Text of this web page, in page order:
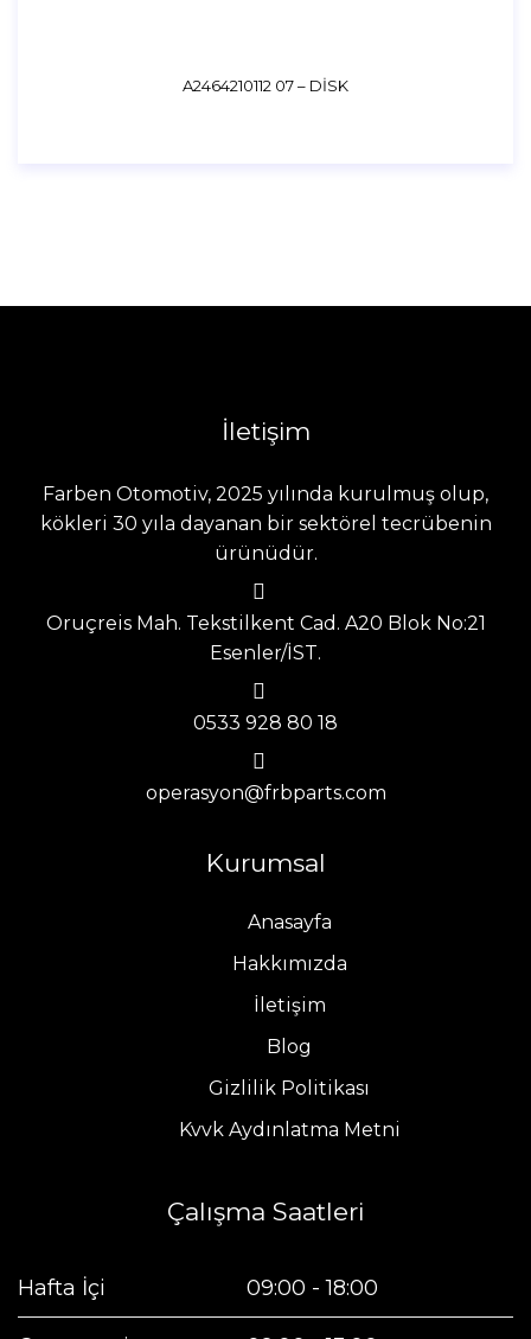
A2464210112 07 – DİSK
İletişim
Farben Otomotiv, 2025 yılında kurulmuş olup,
kökleri 30 yıla dayanan bir sektörel tecrübenin
ürünüdür.
Oruçreis Mah. Tekstilkent Cad. A20 Blok No:21
Esenler/İST.
0533 928 80 18
operasyon@frbparts.com
Kurumsal
Anasayfa
Hakkımızda
İletişim
Blog
Gizlilik Politikası
Kvvk Aydınlatma Metni
Çalışma Saatleri
Hafta İçi 09:00 - 18:00